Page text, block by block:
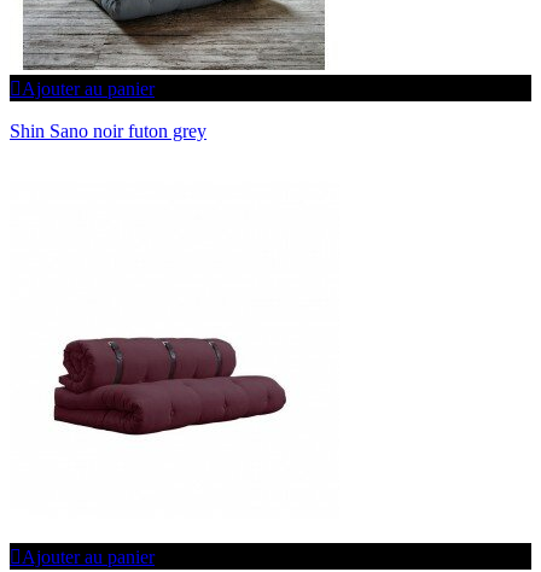
Ajouter au panier
Shin Sano noir futon grey
Ajouter au panier